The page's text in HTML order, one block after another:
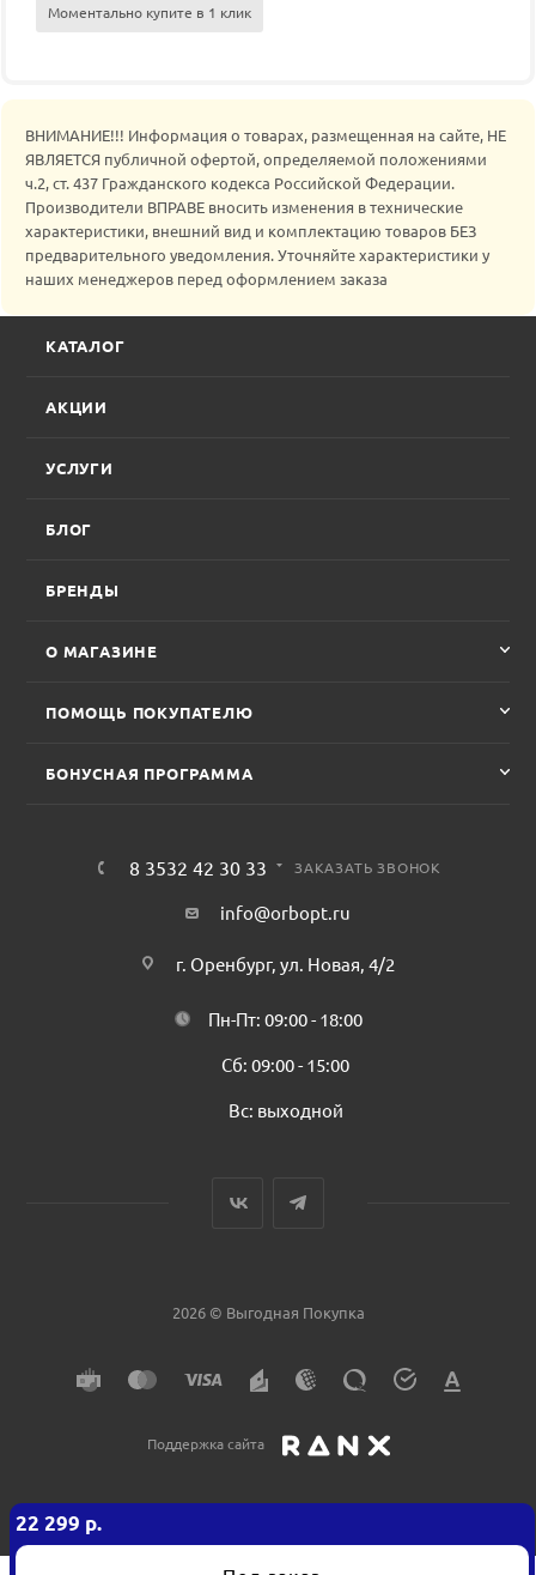
22 299 р.
Моментально купите в 1 клик
ВНИМАНИЕ!!! Информация о товарах, размещенная на сайте, НЕ
ЯВЛЯЕТСЯ публичной офертой, определяемой положениями
ч.2, ст. 437 Гражданского кодекса Российской Федерации.
Производители ВПРАВЕ вносить изменения в технические
характеристики, внешний вид и комплектацию товаров БЕЗ
предварительного уведомления. Уточняйте характеристики у
наших менеджеров перед оформлением заказа
КАТАЛОГ
АКЦИИ
УСЛУГИ
БЛОГ
БРЕНДЫ
О МАГАЗИНЕ
ПОМОЩЬ ПОКУПАТЕЛЮ
БОНУСНАЯ ПРОГРАММА
8 3532 42 30 33 ЗАКАЗАТЬ ЗВОНОК
info@orbopt.ru
г. Оренбург, ул. Новая, 4/2
Пн-Пт: 09:00 - 18:00
Сб: 09:00 - 15:00
Вс: выходной
2026 © Выгодная Покупка
Поддержка сайта